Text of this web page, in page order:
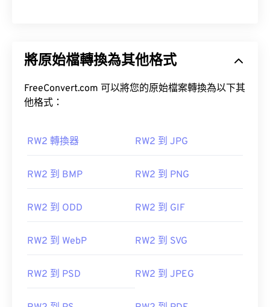
將原始檔轉換為其他格式
FreeConvert.com 可以將您的原始檔案轉換為以下其
他格式：
RW2 轉換器 RW2 到 JPG
RW2 到 BMP RW2 到 PNG
RW2 到 ODD RW2 到 GIF
RW2 到 WebP RW2 到 SVG
RW2 到 PSD RW2 到 JPEG